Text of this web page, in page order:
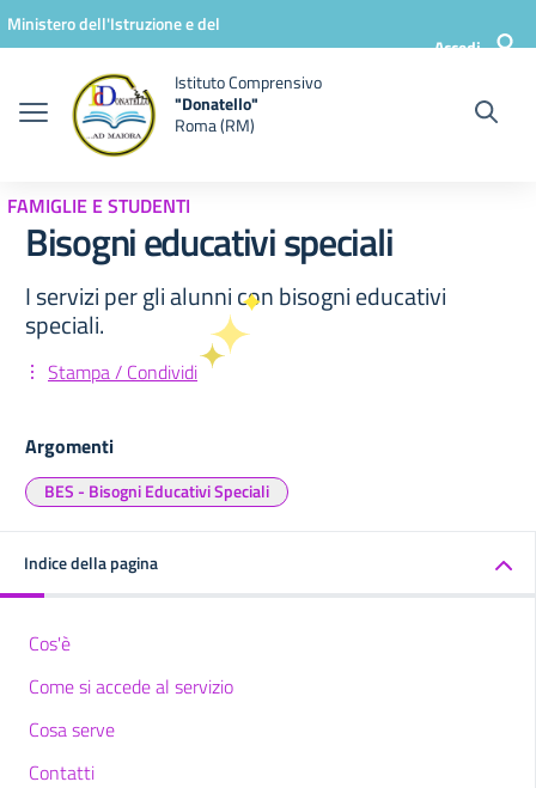
Vai ai contenuti
Vai al menu di navigazione
Vai al footer
Ministero dell'Istruzione e del
Accedi
Istituto Comprensivo
"Donatello"
Roma (RM)
FAMIGLIE E STUDENTI
Bisogni educativi speciali
I servizi per gli alunni con bisogni educativi
speciali.
Stampa / Condividi
Argomenti
BES - Bisogni Educativi Speciali
Indice della pagina
Cos'è
Come si accede al servizio
Cosa serve
Contatti